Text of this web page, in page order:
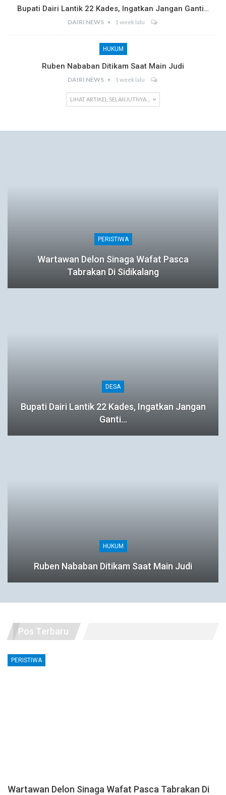
Bupati Dairi Lantik 22 Kades, Ingatkan Jangan Ganti…
DAIRI NEWS 1 week lalu
HUKUM
Ruben Nababan Ditikam Saat Main Judi
DAIRI NEWS 1 week lalu
LIHAT ARTIKEL SELANJUTNYA ...
PERISTIWA
Wartawan Delon Sinaga Wafat Pasca
Tabrakan Di Sidikalang
DESA
Bupati Dairi Lantik 22 Kades, Ingatkan Jangan
Ganti…
HUKUM
Ruben Nababan Ditikam Saat Main Judi
Pos Terbaru
PERISTIWA
Wartawan Delon Sinaga Wafat Pasca Tabrakan Di